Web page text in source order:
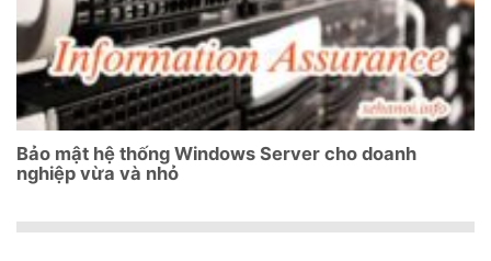
Bảo mật hệ thống Windows Server cho doanh
nghiệp vừa và nhỏ